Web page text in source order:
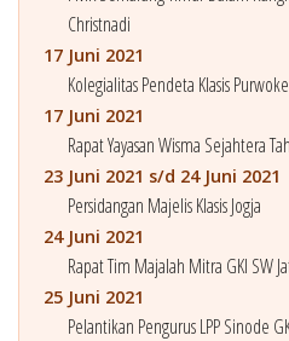
Christnadi
17 Juni 2021
Kolegialitas Pendeta Klasis
17 Juni 2021
Rapat Yayasan Wisma Sejahtera
23 Juni 2021 s/d 24 Juni 2021
Persidangan Majelis Klasis Jogja
24 Juni 2021
Rapat Tim Majalah Mitra GKI SW
25 Juni 2021
Pelantikan Pengurus LPP Sinode